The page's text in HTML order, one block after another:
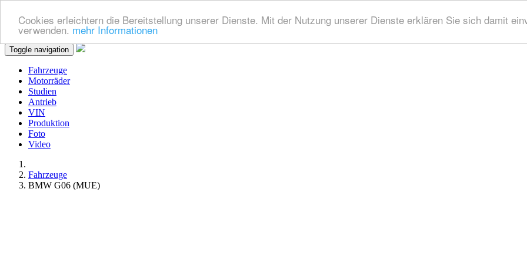
Cookies erleichtern die Bereitstellung unserer Dienste. Mit der Nutzung unserer Dienste erklären Sie sich damit
verwenden. mehr Informationen
Toggle navigation
Fahrzeuge
Motorräder
Studien
Antrieb
VIN
Produktion
Foto
Video
Fahrzeuge
BMW G06 (MUE)